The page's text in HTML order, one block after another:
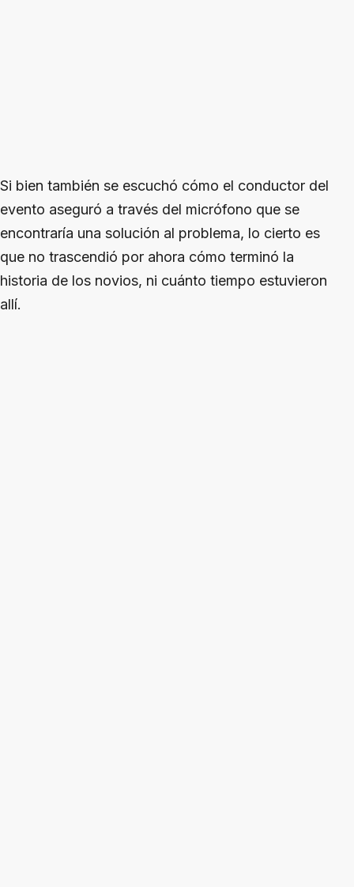
Si bien también se escuchó cómo el conductor del
evento aseguró a través del micrófono que se
encontraría una solución al problema, lo cierto es
que no trascendió por ahora cómo terminó la
historia de los novios, ni cuánto tiempo estuvieron
allí.